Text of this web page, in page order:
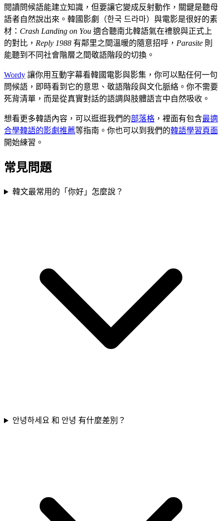
閱讀問候語能建立知識，但要讓它變成反射動作，關鍵是聽母
語者自然說出來。韓國影劇（한국 드라마）與電影是很好的素
材： Crash Landing on You 適合聽南北韓語氣在禮貌與正式上
的對比， Reply 1988 有鄰里之間溫暖的隨意招呼， Parasite 則
能聽到不同社會階層之間敬語階段的切換。
Wordy 讓你用互動字幕看韓國電影與影集，你可以點任何一句
問候語，即時看到它的意思、敬語階段與文化脈絡。你不需要
死背清單，而是從真實對話的語調與肢體語言中自然吸收。
想看更多韓語內容，可以逛逛我們的部落格 ，裡面有包含最適
合學韓語的影劇推薦等指南。你也可以到我們的韓語學習頁面
開始練習。
常見問題
韓文最常用的「你好」怎麼說？
안녕하세요 和 안녕 有什麼差別？